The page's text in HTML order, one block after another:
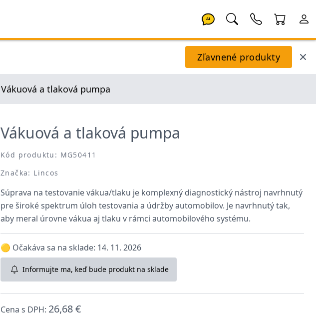
AI
Zľavnené produkty
Vákuová a tlaková pumpa
Vákuová a tlaková pumpa
Kód produktu: MG50411
Značka: Lincos
Súprava na testovanie vákua/tlaku je komplexný diagnostický nástroj navrhnutý
pre široké spektrum úloh testovania a údržby automobilov. Je navrhnutý tak,
aby meral úrovne vákua aj tlaku v rámci automobilového systému.
🟡 Očakáva sa na sklade: 14. 11. 2026
Informujte ma, keď bude produkt na sklade
Cena s DPH: 26,68 €